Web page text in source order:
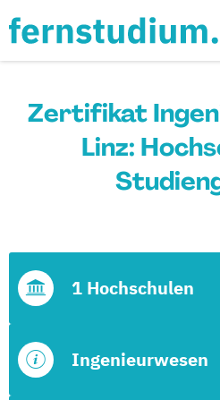
Zertifikat
Linz:
Ingenieurwesen
1 Hochschulen